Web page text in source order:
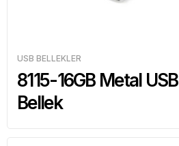
USB BELLEKLER
8115-16GB Metal USB
Bellek